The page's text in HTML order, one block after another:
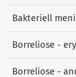
Bakteriell
Borreliose -
Borreliose -